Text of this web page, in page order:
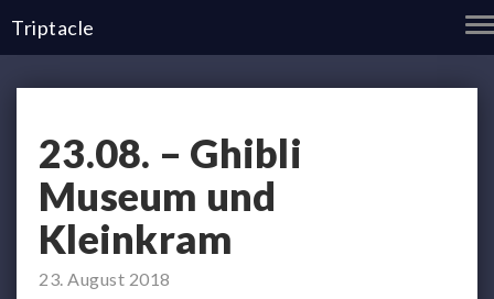
Triptacle
–
Ghibli
Museum
und
23.08. – Ghibli
Museum und
Kleinkram
23. August 2018